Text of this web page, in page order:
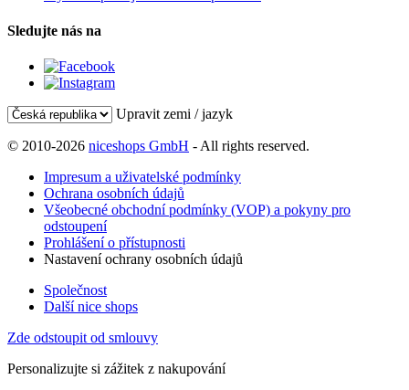
Sledujte nás na
Upravit zemi / jazyk
© 2010-2026 niceshops GmbH - All rights reserved.
Impresum a uživatelské podmínky
Ochrana osobních údajů
Všeobecné obchodní podmínky (VOP) a pokyny pro
odstoupení
Prohlášení o přístupnosti
Nastavení ochrany osobních údajů
Společnost
Další nice shops
Zde odstoupit od smlouvy
Personalizujte si zážitek z nakupování